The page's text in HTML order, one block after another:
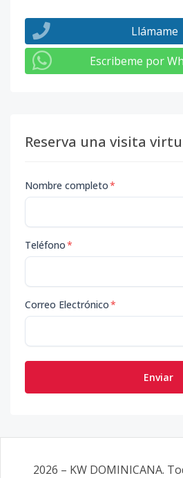
Llámame
Escribeme por
Reserva una visita
Nombre completo*
Teléfono*
Correo Electrónico*
Enviar
2026 – KW DOMINICANA.